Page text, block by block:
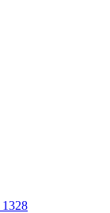
1328